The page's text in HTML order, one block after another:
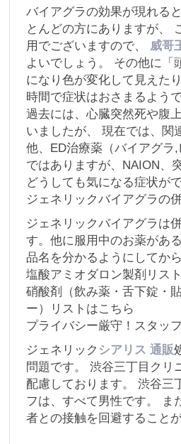
バイアグラの効果が現れる
とんどの方にありますが、
用でございますので、 威哥
よいでしょう。 その他に「
になり色が変化して見えた
時間で症状はおさまるよう
過去には、心臓突然死や腹
いましたが、 現在では、関
他、ED治療薬（バイアグラ
ではありますが、NAION、
どうしても気になる症状が
ジェネリックバイアグラの
ジェネリックバイアグラは
す。他に服用中のお薬があ
品名を分かるようにしてか
塩酸アミオダロン製剤リス
硝酸剤（飲み薬・舌下錠・
ー）リストはこちら
プライバシー厳守！スタッ
ジェネリック シアリス 通販
問題です。 渋谷三丁目クリ
配慮しております。 渋谷三
フは、すべて男性です。 ま
者との接触を回避すること